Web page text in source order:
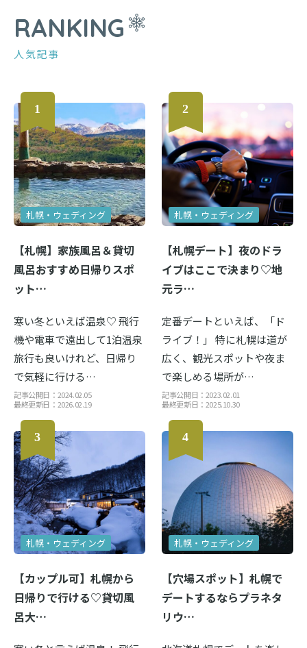
RANKING
人気記事
札幌・ウェディング
【札幌】家族風呂＆貸切
風呂おすすめ日帰りスポ
ット…
寒い冬といえば温泉♡ 飛行
機や電車で遠出して1泊温泉
旅行も良いけれど、日帰り
で気軽に行ける…
記事公開日：2024.02.05
最終更新日：2026.02.19
札幌・ウェディング
【札幌デート】夜のドラ
イブはここで決まり♡地
元ラ…
定番デートといえば、「ド
ライブ！」 特に札幌は道が
広く、観光スポットや夜ま
で楽しめる場所が…
記事公開日：2023.02.01
最終更新日：2025.10.30
札幌・ウェディング
【カップル可】札幌から
日帰りで行ける♡貸切風
呂大…
札幌・ウェディング
【穴場スポット】札幌で
デートするならプラネタ
リウ…